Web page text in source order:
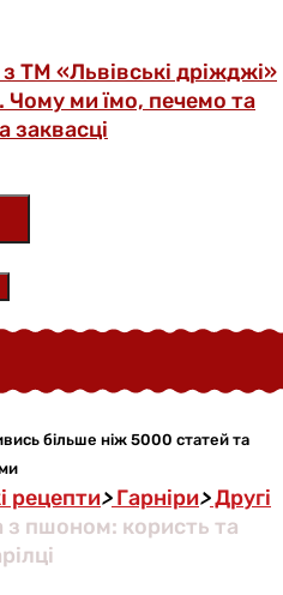
ТМ «Львівські дріжджі»
Чому ми їмо, печемо та
заквасці
більше ніж 5000 статей та
рецепти>Гарніри>Другі
з пшоном: користь та